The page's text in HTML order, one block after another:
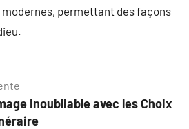
permettant des façons
Inoubliable avec les Choix